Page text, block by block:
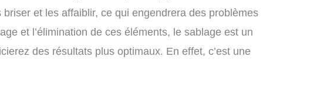
et les affaiblir, ce qui engendrera des problèmes
et l’élimination de ces éléments, le sablage est un
des résultats plus optimaux. En effet, c’est une